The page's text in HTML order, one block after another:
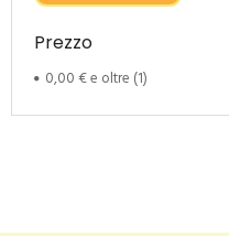
Prezzo
0,00 €e oltre (1)